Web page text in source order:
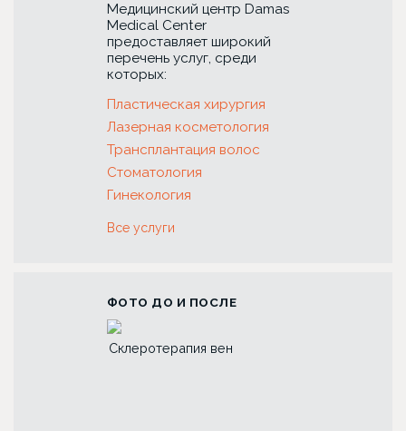
Медицинский центр Damas
Medical Center
предоставляет широкий
перечень услуг, среди
которых:
Пластическая хирургия
Лазерная косметология
Трансплантация волос
Стоматология
Гинекология
Все услуги
ФОТО ДО И ПОСЛЕ
Склеротерапия вен